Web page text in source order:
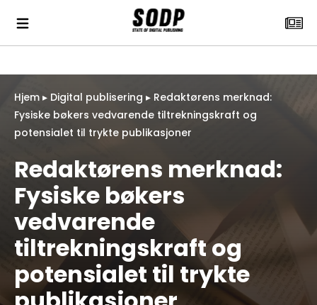
Hjem ▸ Digital publisering ▸ Redaktørens merknad:
Fysiske bøkers vedvarende tiltrekningskraft og
potensialet til trykte publikasjoner
Redaktørens merknad:
Fysiske bøkers
vedvarende
tiltrekningskraft og
potensialet til trykte